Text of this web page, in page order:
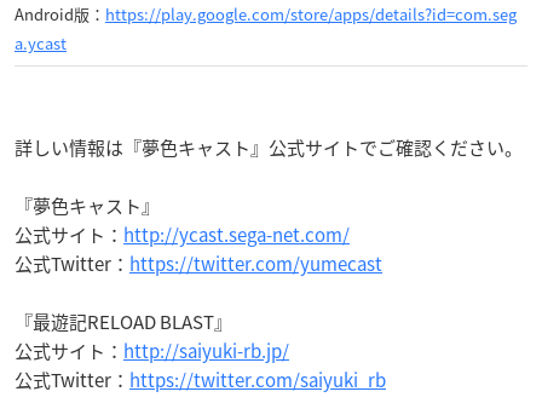
Android版： https://play.google.com/store/apps/details?id=com.seg
a.ycast
詳しい情報は『夢色キャスト』公式サイトでご確認ください。
『夢色キャスト』
公式サイト： http://ycast.sega-net.com/
公式Twitter： https://twitter.com/yumecast
『最遊記RELOAD BLAST』
公式サイト： http://saiyuki-rb.jp/
公式Twitter： https://twitter.com/saiyuki_rb